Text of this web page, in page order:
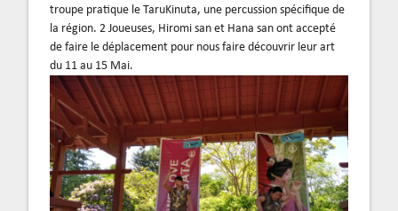
troupe pratique le TaruKinuta, une percussion spécifique de
la région. 2 Joueuses, Hiromi san et Hana san ont accepté
de faire le déplacement pour nous faire découvrir leur art
du 11 au 15 Mai.